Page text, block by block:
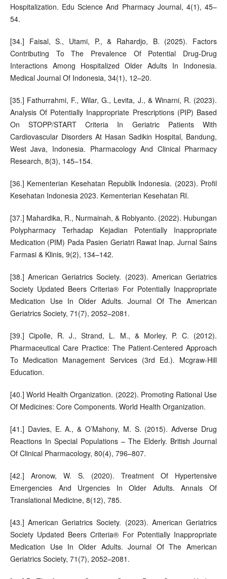
Hospitalization. Edu Science And Pharmacy Journal, 4(1), 45–
54.
[34.] Faisal, S., Utami, P., & Rahardjo, B. (2025). Factors
Contributing To The Prevalence Of Potential Drug-Drug
Interactions Among Hospitalized Older Adults In Indonesia.
Medical Journal Of Indonesia, 34(1), 12–20.
[35.] Fathurrahmi, F., Wilar, G., Levita, J., & Winarni, R. (2023).
Analysis Of Potentially Inappropriate Prescriptions (PIP) Based
On STOPP/START Criteria In Geriatric Patients With
Cardiovascular Disorders At Hasan Sadikin Hospital, Bandung,
West Java, Indonesia. Pharmacology And Clinical Pharmacy
Research, 8(3), 145–154.
[36.] Kementerian Kesehatan Republik Indonesia. (2023). Profil
Kesehatan Indonesia 2023. Kementerian Kesehatan RI.
[37.] Mahardika, R., Nurmainah, & Robiyanto. (2022). Hubungan
Polypharmacy Terhadap Kejadian Potentially Inappropriate
Medication (PIM) Pada Pasien Geriatri Rawat Inap. Jurnal Sains
Farmasi & Klinis, 9(2), 134–142.
[38.] American Geriatrics Society. (2023). American Geriatrics
Society Updated Beers Criteria® For Potentially Inappropriate
Medication Use In Older Adults. Journal Of The American
Geriatrics Society, 71(7), 2052–2081.
[39.] Cipolle, R. J., Strand, L. M., & Morley, P. C. (2012).
Pharmaceutical Care Practice: The Patient-Centered Approach
To Medication Management Services (3rd Ed.). Mcgraw-Hill
Education.
[40.] World Health Organization. (2022). Promoting Rational Use
Of Medicines: Core Components. World Health Organization.
[41.] Davies, E. A., & O’Mahony, M. S. (2015). Adverse Drug
Reactions In Special Populations – The Elderly. British Journal
Of Clinical Pharmacology, 80(4), 796–807.
[42.] Aronow, W. S. (2020). Treatment Of Hypertensive
Emergencies And Urgencies In Older Adults. Annals Of
Translational Medicine, 8(12), 785.
[43.] American Geriatrics Society. (2023). American Geriatrics
Society Updated Beers Criteria® For Potentially Inappropriate
Medication Use In Older Adults. Journal Of The American
Geriatrics Society, 71(7), 2052–2081.